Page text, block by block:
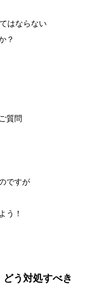
はならない
？
質問
ですが
う！
う対処すべき